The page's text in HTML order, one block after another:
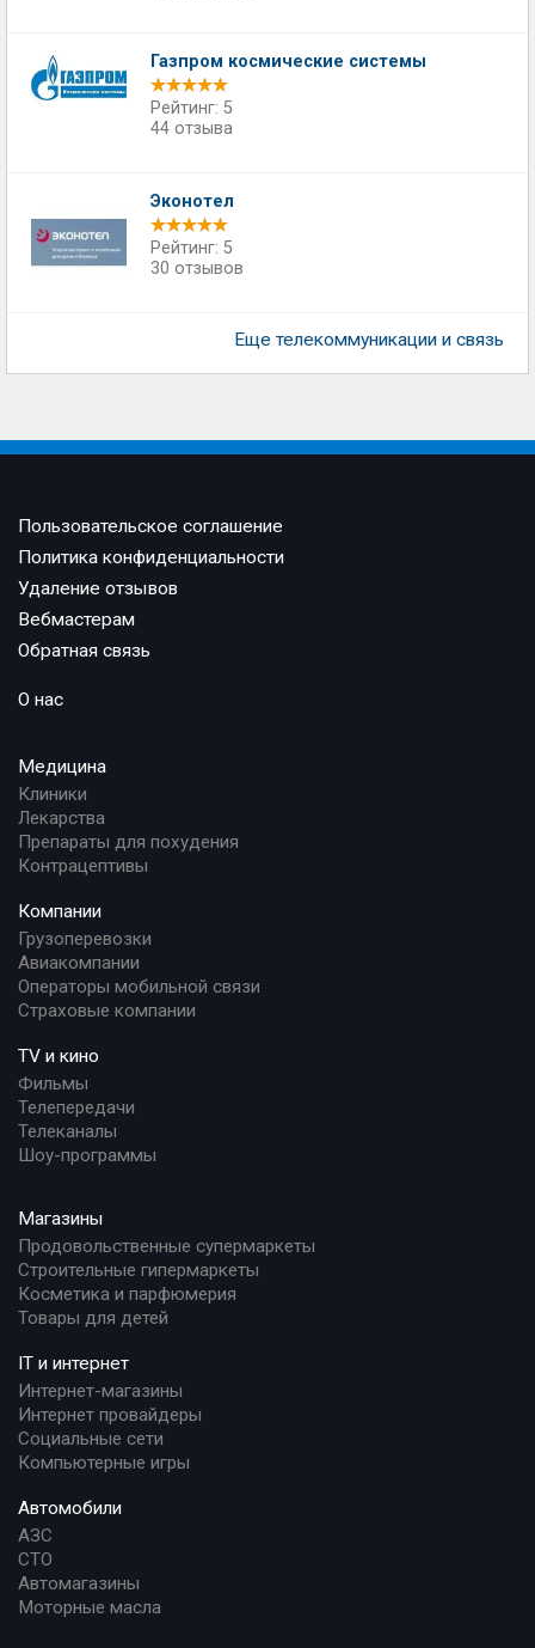
Газпром космические системы
Рейтинг: 5
44 отзыва
Эконотел
Рейтинг: 5
30 отзывов
Еще телекоммуникации и связь
Пользовательское соглашение
Политика конфиденциальности
Удаление отзывов
Вебмастерам
Обратная связь
О нас
Медицина
Клиники
Лекарства
Препараты для похудения
Контрацептивы
Компании
Грузоперевозки
Авиакомпании
Операторы мобильной связи
Страховые компании
TV и кино
Фильмы
Телепередачи
Телеканалы
Шоу-программы
Магазины
Продовольственные супермаркеты
Строительные гипермаркеты
Косметика и парфюмерия
Товары для детей
IT и интернет
Интернет-магазины
Интернет провайдеры
Социальные сети
Компьютерные игры
Автомобили
АЗС
СТО
Автомагазины
Моторные масла